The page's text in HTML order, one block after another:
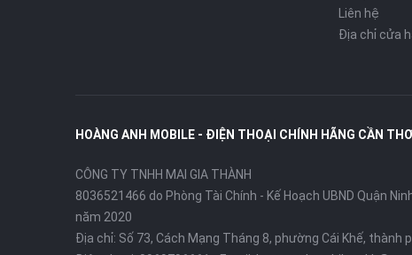
Liên hệ
Địa chỉ cửa
HOÀNG ANH MOBILE - ĐIỆN THOẠI CHÍNH HÃNG CẦN THƠ
CÔNG TY TNHH MAI GIA THÀNH
8036521466 do Phòng Tài Chính - Kế Hoạch UBND Quận
năm 2020
Địa chỉ: Số 73, Cách Mạng Tháng 8, phường Cái Khế, thành